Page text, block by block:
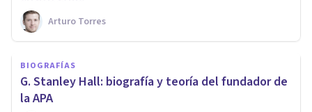
Arturo Torres
BIOGRAFÍAS
G. Stanley Hall: biografía y teoría del fundador de
la APA